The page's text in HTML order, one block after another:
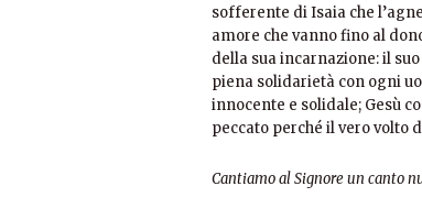
sofferente di Isaia che
amore che vanno fino al
della sua incarnazione: il
piena solidarietà con ogni
innocente e solidale; Gesù
peccato perché il vero volto
Cantiamo al Signore un canto